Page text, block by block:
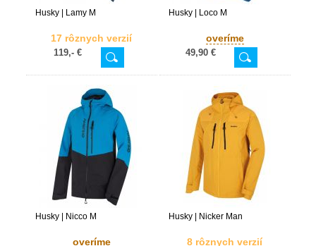
Husky | Lamy M
17 rôznych verzií
119,- €
Husky | Loco M
overíme
49,90 €
Husky | Nicco M
overíme
Husky | Nicker Man
8 rôznych verzií